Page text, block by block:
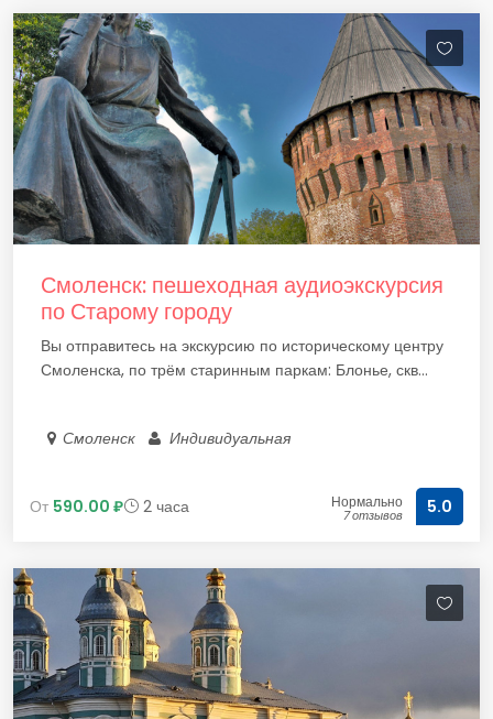
Смоленск: пешеходная аудиоэкскурсия
по Старому городу
Вы отправитесь на экскурсию по историческому центру
Смоленска, по трём старинным паркам: Блонье, скв...
Смоленск Индивидуальная
От 590.00 ₽ 2 часа Нормально
7 отзывов 5.0